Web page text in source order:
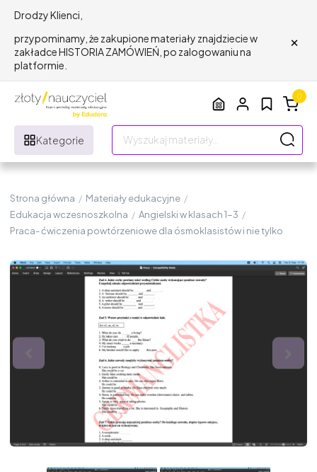
Drodzy Klienci,
przypominamy, że zakupione materiały znajdziecie w
zakładce HISTORIA ZAMÓWIEŃ, po zalogowaniu na
platformie.
×
Kategorie
0
Strona główna / Materiały edukacyjne /
Edukacja wczesnoszkolna / Angielski w klasach 1-3 /
Praca- ćwiczenia powtórzeniowe dla ósmoklasistów i nie tylko